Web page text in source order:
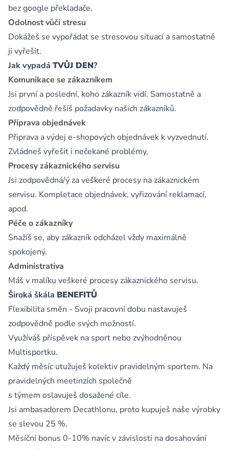
bez google překladače.
Odolnost vůči stresu
Dokážeš se vypořádat se stresovou situací a samostatně
ji vyřešit.
Jak vypadá TVŮJ DEN?
Komunikace se zákazníkem
Jsi první a poslední, koho zákazník vidí. Samostatně a
zodpovědně řešíš požadavky našich zákazníků.
Příprava objednávek
Připrava a výdej e-shopových objednávek k vyzvednutí.
Zvládneš vyřešit i nečekané problémy,
Procesy zákaznického servisu
Jsi zodpovědná/ý za veškeré procesy na zákaznickém
servisu. Kompletace objednávek, vyřizování reklamací,
apod.
Péče o zákazníky
Snažíš se, aby zákazník odcházel vždy maximálně
spokojený.
Administrativa
Máš v malíku veškeré procesy zákaznického servisu.
Široká škála BENEFITŮ
Flexibilita směn - Svoji pracovní dobu nastavuješ
zodpovědně podle svých možností.
Využíváš příspěvek na sport nebo zvýhodněnou
Multisportku.
Každý měsíc utužuješ kolektiv pravidelným sportem. Na
pravidelných meetinzích společně
s týmem oslavuješ dosažené cíle.
Jsi ambasadorem Decathlonu, proto kupuješ naše výrobky
se slevou 25 %.
Měsíční bonus 0-10% navíc v závislosti na dosahování